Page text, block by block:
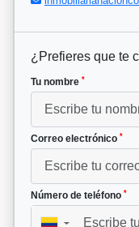
¿Prefieres que te
Tu nombre *
Correo electrónico *
Número de teléfono *
▼